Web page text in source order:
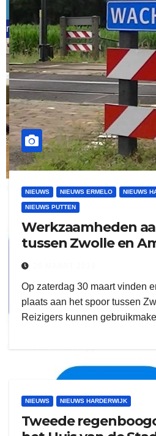
word vrijwilliger (1)
zielman
delangekortland
refreshed webdesign putten
ruitengaparket
NIEUWS NIEUWS ERMELO NIEUWS
NIEUWS PUTTEN
Werkzaamheden
tussen Zwolle en
Op zaterdag 30 maart vinden
plaats aan het spoor tussen
Reizigers kunnen
NIEUWS NIEUWS HARDERWIJK
Tweede